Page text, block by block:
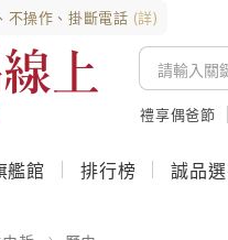
不操作、掛斷電話 (詳)
禮享偶爸節
艦館 排行榜 誠品